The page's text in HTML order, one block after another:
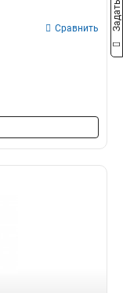
Сравнить